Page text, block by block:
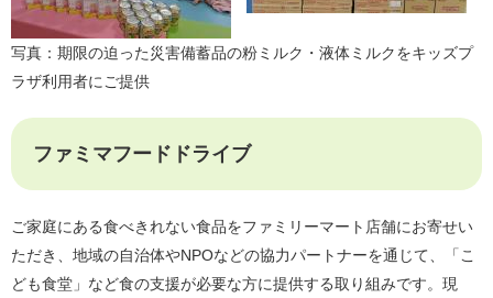
写真：期限の迫った災害備蓄品の粉ミルク・液体ミルクをキッズプ
ラザ利用者にご提供
ファミマフードドライブ
ご家庭にある食べきれない食品をファミリーマート店舗にお寄せい
ただき、地域の自治体やNPOなどの協力パートナーを通じて、「こ
ども食堂」など食の支援が必要な方に提供する取り組みです。現